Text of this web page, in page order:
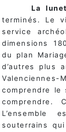
La
terminés. Le
service
dimensions
du plan
d’autres plus
comprendre
comprendre.
L’ensemble
souterrains